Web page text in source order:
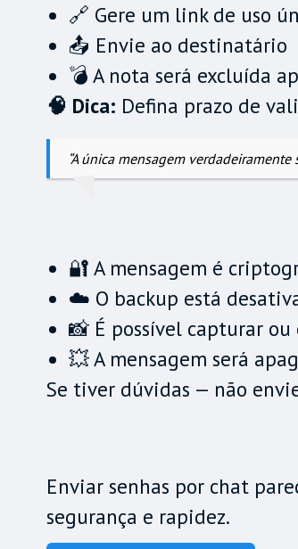
🔗 Gere um link de uso
📤 Envie ao destinatário
💣 A nota será excluída
🧠 Dica: Defina prazo de
“A única mensagem
🔐 A mensagem é
☁️ O backup está
📸 É possível capturar
💥 A mensagem será
Se tiver dúvidas — não
Enviar senhas por chat
segurança e rapidez.